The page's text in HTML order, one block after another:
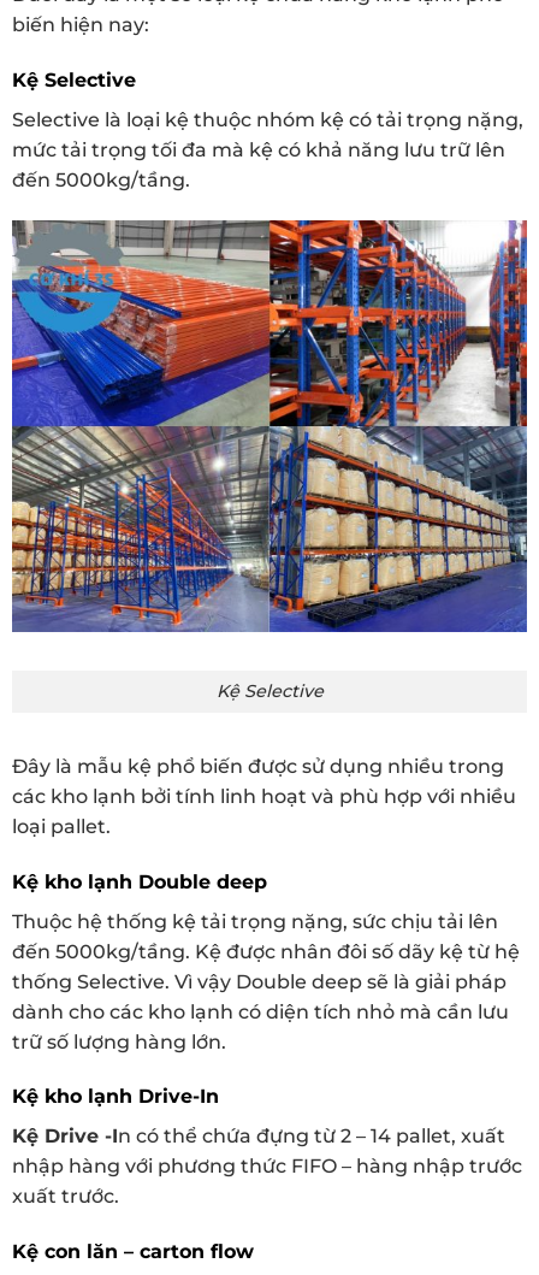
biến hiện nay:
Kệ Selective
Selective là loại kệ thuộc nhóm kệ có tải trọng nặng,
mức tải trọng tối đa mà kệ có khả năng lưu trữ lên
đến 5000kg/tầng.
Kệ Selective
Đây là mẫu kệ phổ biến được sử dụng nhiều trong
các kho lạnh bởi tính linh hoạt và phù hợp với nhiều
loại pallet.
Kệ kho lạnh Double deep
Thuộc hệ thống kệ tải trọng nặng, sức chịu tải lên
đến 5000kg/tầng. Kệ được nhân đôi số dãy kệ từ hệ
thống Selective. Vì vậy Double deep sẽ là giải pháp
dành cho các kho lạnh có diện tích nhỏ mà cần lưu
trữ số lượng hàng lớn.
Kệ kho lạnh Drive-In
Kệ Drive -In có thể chứa đựng từ 2 – 14 pallet, xuất
nhập hàng với phương thức FIFO – hàng nhập trước
xuất trước.
Kệ con lăn – carton flow